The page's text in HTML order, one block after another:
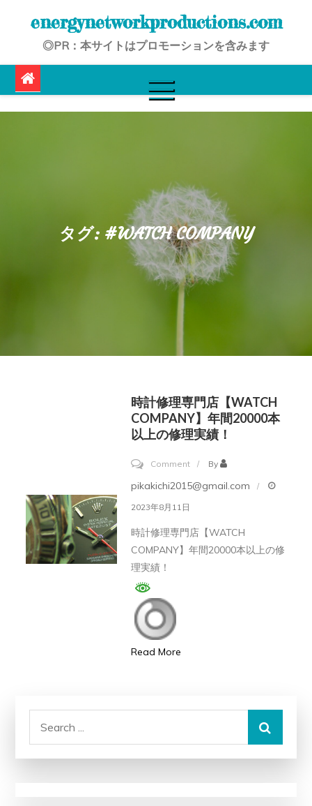
energynetworkproductions.com
◎PR：本サイトはプロモーションを含みます
タグ: #WATCH COMPANY
時計修理専門店【WATCH
COMPANY】年間20000本
以上の修理実績！
Commenton
時
理
By
pikakichi2015@gmail.com
2023年8月11日
時計修理専門店【WATCH
COMPANY】年間20000本以上の修
理実績！
Read More